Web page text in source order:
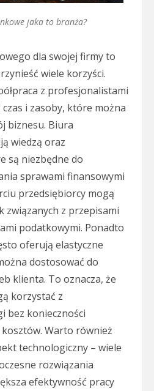
jaka to branża?
dla swojej firmy to
wiele korzyści.
z profesjonalistami
i zasoby, które można
biznesu. Biura
wiedzą oraz
są niezbędne do
sprawami finansowymi
przedsiębiorcy mogą
związanych z przepisami
podatkowymi. Ponadto
oferują elastyczne
dostosować do
klienta. To oznacza, że
korzystać z
bez konieczności
Warto również
technologiczny – wiele
rozwiązania
efektywność pracy